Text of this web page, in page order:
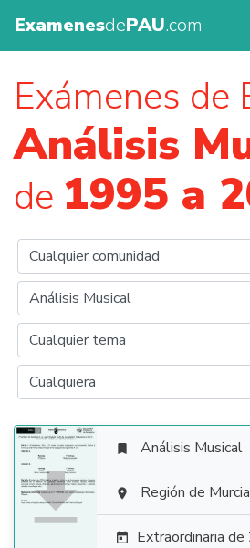
ExamenesdePAU.com
Exámenes de
Análisis
de 1995 a

 Análisis Musical
 Región de Murcia
 Extraordinaria